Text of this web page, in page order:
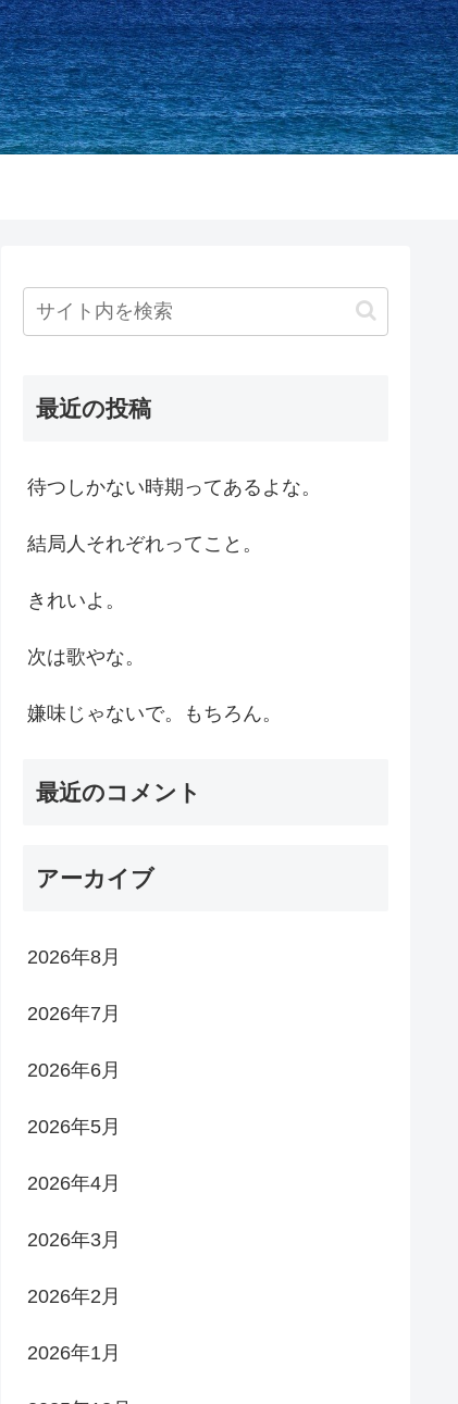
最近の投稿
待つしかない時期ってあるよな。
結局人それぞれってこと。
きれいよ。
次は歌やな。
嫌味じゃないで。もちろん。
最近のコメント
アーカイブ
2026年8月
2026年7月
2026年6月
2026年5月
2026年4月
2026年3月
2026年2月
2026年1月